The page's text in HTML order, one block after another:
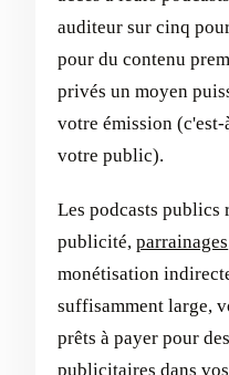
auditeur sur cinq
pour du contenu
privés un moyen
votre émission
votre public).
Les podcasts publics
publicité, parrainages
monétisation
suffisamment large,
prêts à payer pour
publicitaires dans